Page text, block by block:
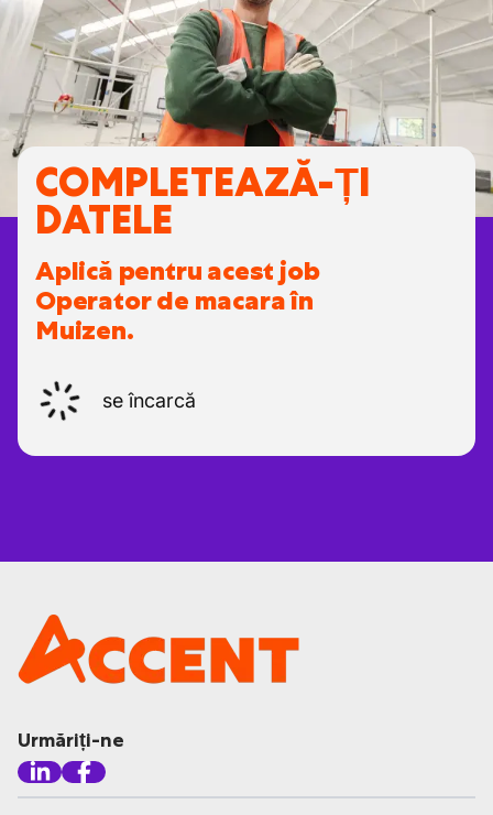
COMPLETEAZĂ-ȚI
DATELE
Aplică pentru acest job
Operator de macara în
Muizen.
se încarcă
Urmăriți-ne